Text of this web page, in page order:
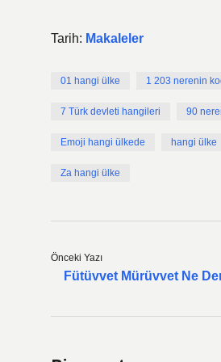
Tarih: Makaleler
01 hangi ülke 1 203 nerenin
7 Türk devleti hangileri 90
Emoji hangi ülkede hangi ülke
Za hangi ülke
Önceki Yazı
Fütüvvet Mürüvvet Ne